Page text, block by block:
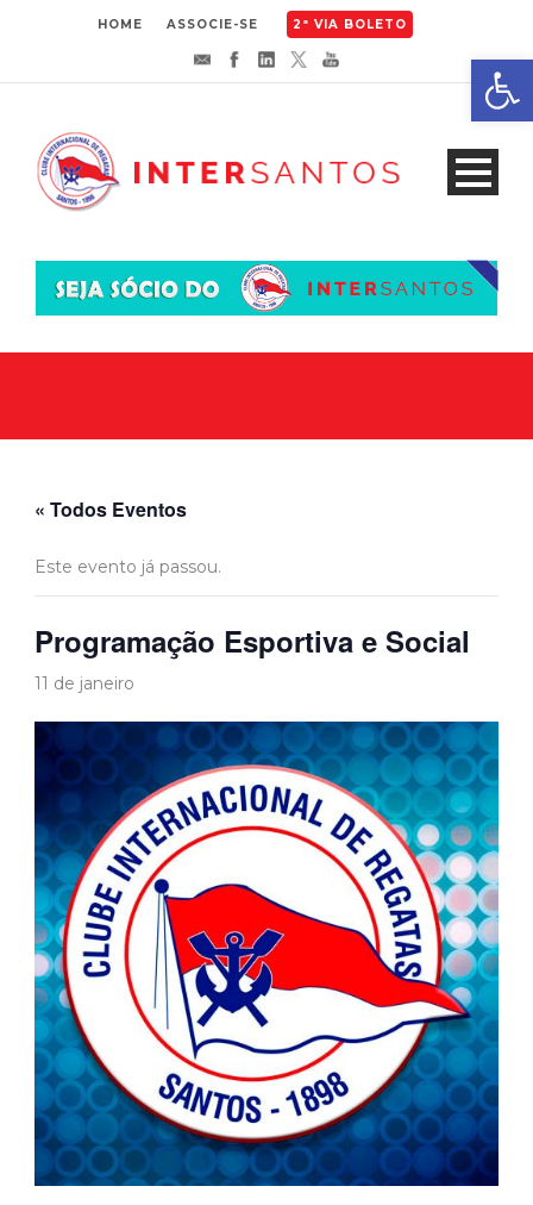
HOME ASSOCIE-SE 2ª VIA BOLETO
« Todos Eventos
Este evento já passou.
Programação Esportiva e Social
11 de janeiro
Abrir